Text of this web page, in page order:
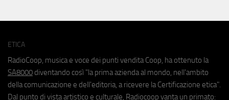
ETICA
RadioCoop, musica e voce dei punti vendita Coop, ha ottenuto la
SA8000 diventando così "la prima azienda al mondo, nell'ambito
della comunicazione e dell'editoria, a ricevere la Certificazione etica".
Dal punto di vista artistico e culturale, Radiocoop vanta un primato: